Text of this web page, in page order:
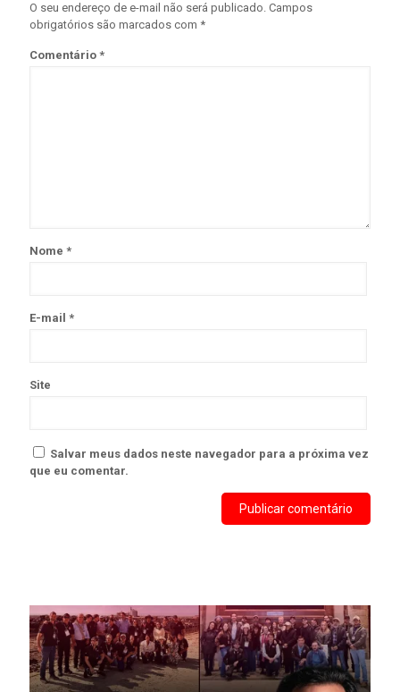
O seu endereço de e-mail não será publicado. Campos
obrigatórios são marcados com *
Comentário *
Nome *
E-mail *
Site
Salvar meus dados neste navegador para a próxima vez
que eu comentar.